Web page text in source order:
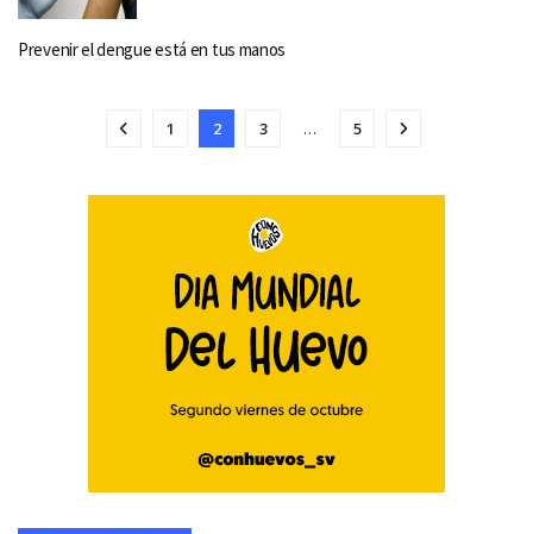
Prevenir el dengue está en tus manos
1 2 3 … 5